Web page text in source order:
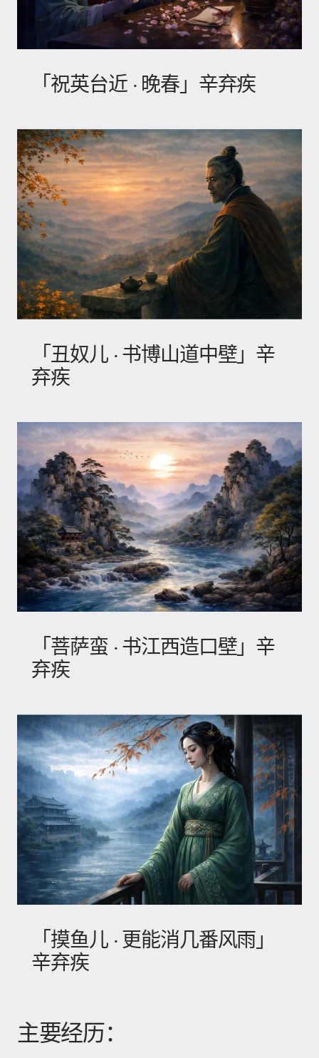
「祝英台近 · 晚春」辛弃疾
「丑奴儿 · 书博山道中壁」辛
弃疾
「菩萨蛮 · 书江西造口壁」辛
弃疾
「摸鱼儿 · 更能消几番风雨」
辛弃疾
主要经历：